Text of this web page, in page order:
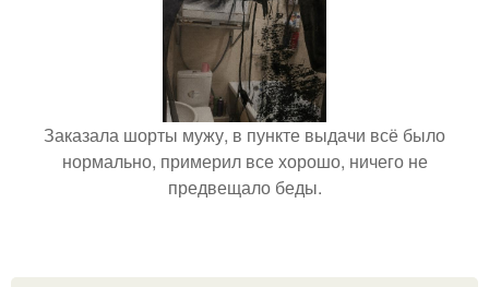
Заказала шорты мужу, в пункте выдачи всё было
нормально, примерил все хорошо, ничего не
предвещало беды.